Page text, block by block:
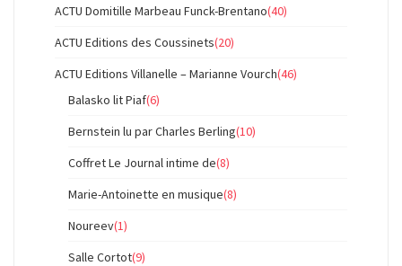
ACTU Domitille Marbeau Funck-Brentano(40)
ACTU Editions des Coussinets(20)
ACTU Editions Villanelle – Marianne Vourch(46)
Balasko lit Piaf(6)
Bernstein lu par Charles Berling(10)
Coffret Le Journal intime de(8)
Marie-Antoinette en musique(8)
Noureev(1)
Salle Cortot(9)